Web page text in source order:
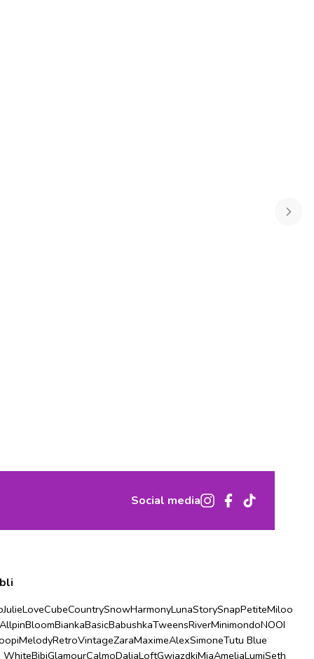
Social media
JulieLoveCubeCountrySnowHarmonyLunaStorySnapPetiteMiloo
AllpinBloomBiankaBasicBabushkaTweensRiverMinimondoNOOI
MelodyRetroVintageZaraMaximeAlexSimoneTutu Blue
WhiteBibiGlamourCalmoDaliaLoftGwiazdkiMiaAmeliaLumiSeth